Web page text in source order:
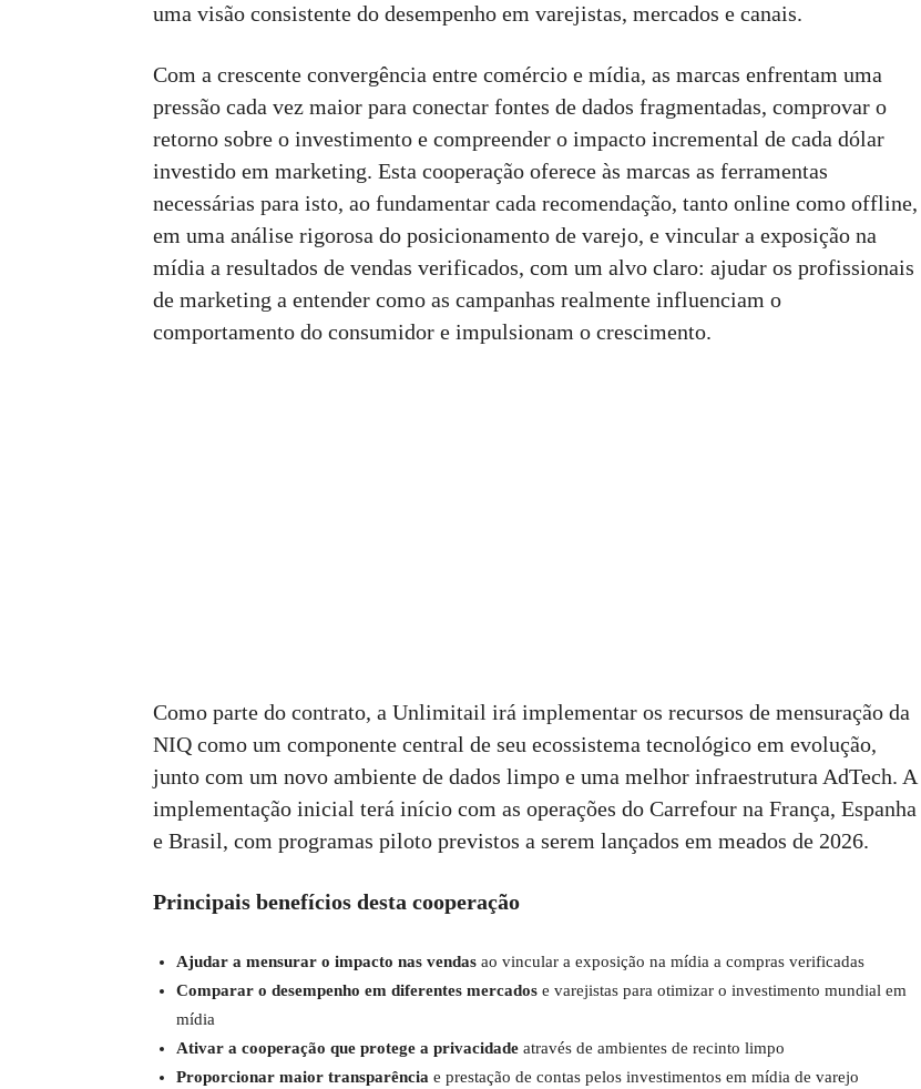
uma visão consistente do desempenho em varejistas, mercados e canais.
Com a crescente convergência entre comércio e mídia, as marcas enfrentam uma
pressão cada vez maior para conectar fontes de dados fragmentadas, comprovar o
retorno sobre o investimento e compreender o impacto incremental de cada dólar
investido em marketing. Esta cooperação oferece às marcas as ferramentas
necessárias para isto, ao fundamentar cada recomendação, tanto online como offline,
em uma análise rigorosa do posicionamento de varejo, e vincular a exposição na
mídia a resultados de vendas verificados, com um alvo claro: ajudar os profissionais
de marketing a entender como as campanhas realmente influenciam o
comportamento do consumidor e impulsionam o crescimento.
Como parte do contrato, a Unlimitail irá implementar os recursos de mensuração da
NIQ como um componente central de seu ecossistema tecnológico em evolução,
junto com um novo ambiente de dados limpo e uma melhor infraestrutura AdTech. A
implementação inicial terá início com as operações do Carrefour na França, Espanha
e Brasil, com programas piloto previstos a serem lançados em meados de 2026.
Principais benefícios desta cooperação
Ajudar a mensurar o impacto nas vendas ao vincular a exposição na mídia a compras verificadas
Comparar o desempenho em diferentes mercados e varejistas para otimizar o investimento mundial em
mídia
Ativar a cooperação que protege a privacidade através de ambientes de recinto limpo
Proporcionar maior transparência e prestação de contas pelos investimentos em mídia de varejo